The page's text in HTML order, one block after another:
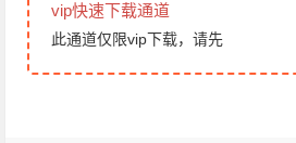
vip快速下载通道
此通道仅限vip下载，请先